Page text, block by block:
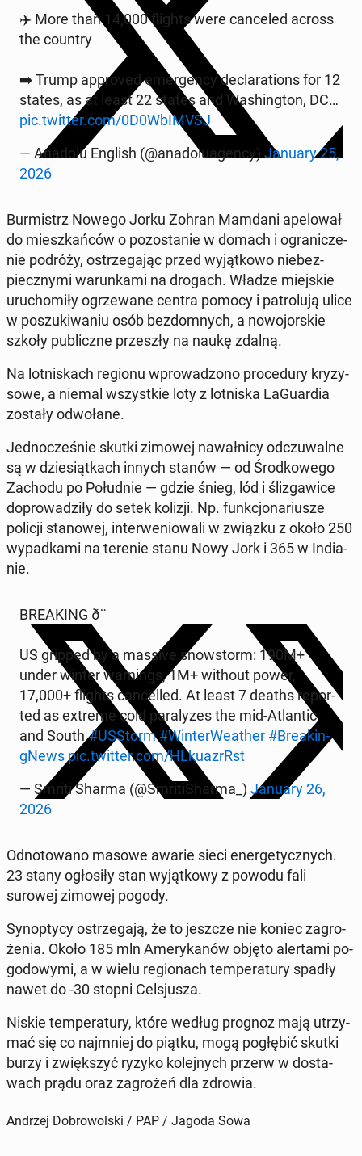
✈️ More than 14,000 flights were can­ce­led across
the country
➡️ Trump ap­pro­ved emer­gen­cy dec­la­ra­tions for 12
states, as at least 22 states and Wa­shing­ton, DC…
pic.twitter.com/0D0WbIMVSJ
— Anadolu English (@ana­do­lu­agen­cy)January 25,
2026
Bur­mistrz Nowego Jorku Zohran Mamdani ape­lo­wał
do miesz­kań­ców o po­zo­sta­nie w domach i ogra­ni­cze­
nie podróży, ostrze­ga­jąc przed wy­jąt­ko­wo nie­bez­
piecz­ny­mi wa­run­ka­mi na drogach. Władze miej­skie
uru­cho­mi­ły ogrze­wa­ne centra pomocy i pa­tro­lu­ją ulice
w po­szu­ki­wa­niu osób bez­dom­nych, a no­wo­jor­skie
szkoły pu­blicz­ne prze­szły na naukę zdalną.
Na lot­ni­skach regionu wpro­wa­dzo­no pro­ce­du­ry kry­zy­
so­we, a niemal wszyst­kie loty z lot­ni­ska La­Gu­ar­dia
zostały od­wo­ła­ne.
Jed­no­cze­śnie skutki zimowej na­wał­ni­cy od­czu­wal­ne
są w dzie­siąt­kach innych stanów — od Środ­ko­we­go
Zachodu po Po­łu­dnie — gdzie śnieg, lód i śli­zga­wi­ce
do­pro­wa­dzi­ły do setek kolizji. Np. funk­cjo­na­riu­sze
policji sta­no­wej, in­ter­we­nio­wa­li w związku z około 250
wy­pad­ka­mi na terenie stanu Nowy Jork i 365 w In­dia­
nie.
BRE­AKING ð¨
US gripped by a massive snow­storm: 190M+
under winter war­nings, 1M+ without power,
17,000+ flights can­cel­led. At least 7 deaths re­por­
ted as extreme cold pa­ra­ly­zes the mid-Atlan­tic
and South.#USStorm #Win­ter­We­ather #Bre­akin­
gNewspic.twitter.com/HLku­azr­Rst
— Smriti Sharma (@Smri­ti­Shar­ma_) January 26,
2026
Od­no­to­wa­no masowe awarie sieci ener­ge­tycz­nych.
23 stany ogło­si­ły stan wy­jąt­ko­wy z powodu fali
surowej zimowej pogody.
Syn­op­ty­cy ostrze­ga­ją, że to jeszcze nie koniec za­gro­
że­nia. Około 185 mln Ame­ry­ka­nów objęto aler­ta­mi po­
go­do­wy­mi, a w wielu re­gio­nach tem­pe­ra­tu­ry spadły
nawet do -30 stopni Cel­sju­sza.
Niskie tem­pe­ra­tu­ry, które według prognoz mają utrzy­
mać się co naj­mniej do piątku, mogą po­głę­bić skutki
burzy i zwięk­szyć ryzyko ko­lej­nych przerw w do­sta­
wach prądu oraz za­gro­żeń dla zdrowia.
Andrzej Dobrowolski / PAP / Jagoda Sowa